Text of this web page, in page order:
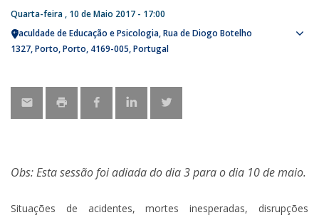
Quarta-feira , 10 de Maio 2017 - 17:00
Faculdade de Educação e Psicologia Rua de Diogo Botelho
1327 Porto Porto 4169-005 Portugal
Obs: Esta sessão foi adiada do dia 3 para o dia 10 de maio.
Situações de acidentes, mortes inesperadas, disrupções